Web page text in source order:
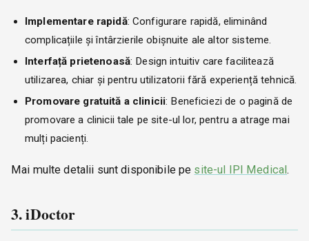
Implementare rapidă: Configurare rapidă, eliminând
complicațiile și întârzierile obișnuite ale altor sisteme.
Interfață prietenoasă: Design intuitiv care facilitează
utilizarea, chiar și pentru utilizatorii fără experiență tehnică.
Promovare gratuită a clinicii: Beneficiezi de o pagină de
promovare a clinicii tale pe site-ul lor, pentru a atrage mai
mulți pacienți.
Mai multe detalii sunt disponibile pe site-ul IPI Medical.
3. iDoctor